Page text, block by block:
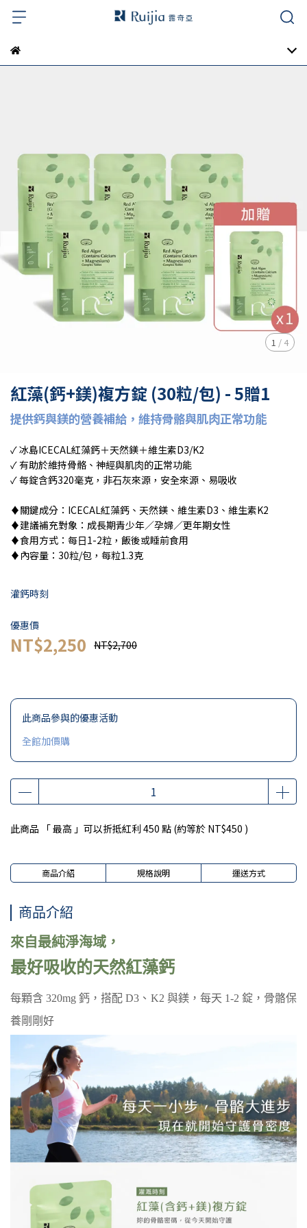
1 / 4
紅藻(鈣+鎂)複方錠 (30粒/包) - 5贈1
提供鈣與鎂的營養補給，維持骨骼與肌⾁正常功能
✓ 冰島ICECAL紅藻鈣＋天然鎂＋維⽣素D3/K2
✓ 有助於維持骨骼、神經與肌⾁的正常功能
✓ 每錠含鈣320毫克，非⽯灰來源，安全來源、易吸收
♦︎關鍵成分：ICECAL紅藻鈣、天然鎂、維⽣素D3、維生素K2
♦︎建議補充對象：成長期青少年／孕婦／更年期女性
♦︎食⽤⽅式：每⽇1-2粒，飯後或睡前食⽤
♦︎內容量：30粒/包，每粒1.3克
灌鈣時刻
優惠價
NT$2,250 NT$2,700
此商品參與的優惠活動
全館加價購
此商品 「 最高 」可以折抵紅利 450 點 (約等於 NT$450 )
商品介紹 規格說明 運送方式
商品介紹
來自最純淨海域，
最好吸收的天然紅藻鈣
每顆含 320mg 鈣，搭配 D3、K2 與鎂，每天 1-2 錠，骨骼保
養剛剛好